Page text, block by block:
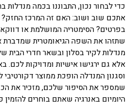
כדי לבחור נכון, התבוננו בכמה
אתכם שוב ושוב: האם זה המרכז החזק?
בפרטים? הסימטריה המושלמת או
שתזהו את השפה הגיאומטרית שמדברת
מנדלות לקיר בסלון ובשאר חדרי הבית
אלא גם ירגישו אישיות ומדויקות לכם.
וסגנון המנדלה הופכת ממוצר
שמספר את הסיפור שלכם, מזכיר את
היומיום באנרגיה שאתם בוחרים להזמין